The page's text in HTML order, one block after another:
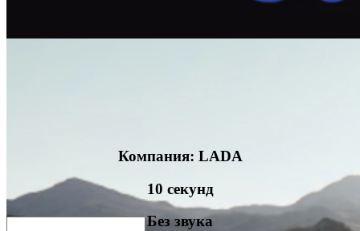
Embed
Copy and paste this HTML code into your webpage to embed.
Компания: LADA
10 секунд
Без звука